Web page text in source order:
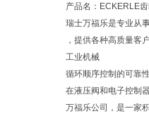
产品名：ECKERLE
瑞士万福乐是专业从
，提供各种高质量客
工业机械
循环顺序控制的可靠
在液压阀和电子控制
万福乐公司，是一家